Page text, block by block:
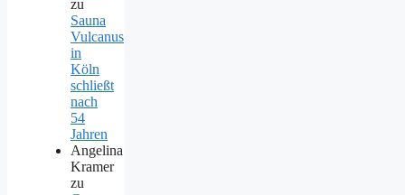
zu
Sauna
Vulcanus
in
Köln
schließt
nach
54
Jahren
Angelina
Kramer
zu